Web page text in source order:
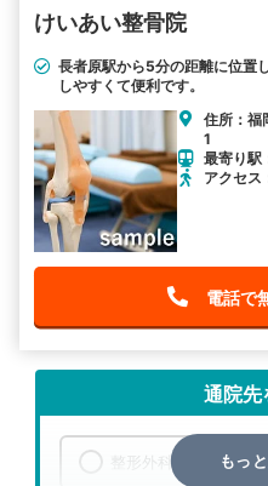
けいあい整骨院
長者原駅から5分の距離に位置
しやすくて便利です。
住所：福
1
最寄り駅
アクセス
電話で
通院先
整形外科 もっ